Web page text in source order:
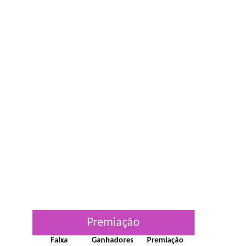
Premiação
Faixa Ganhadores
Premiação